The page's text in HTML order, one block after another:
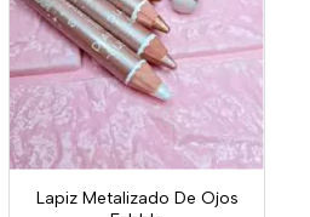
Lapiz Metalizado De Ojos